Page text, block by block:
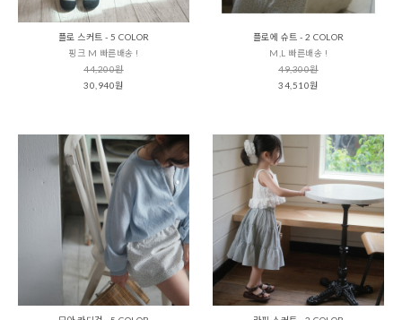
플로 스커트 - 5 COLOR
핑크 M 빠른배송 !
44,200원
30,940원
플로에 슈트 - 2 COLOR
M,L 빠른배송 !
49,300원
34,510원